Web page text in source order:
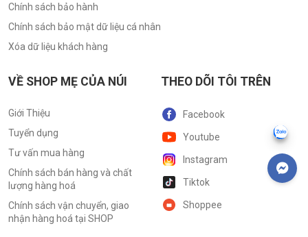
Chính sách bảo hành
Chính sách bảo mật dữ liệu cá nhân
Xóa dữ liệu khách hàng
VỀ SHOP MẸ CỦA NÚI
Giới Thiệu
Tuyển dụng
Tư vấn mua hàng
Chính sách bán hàng và chất
lượng hàng hoá
Chính sách vận chuyển, giao
nhận hàng hoá tại SHOP
THEO DÕI TÔI TRÊN
Facebook
Youtube
Instagram
Tiktok
Shoppee